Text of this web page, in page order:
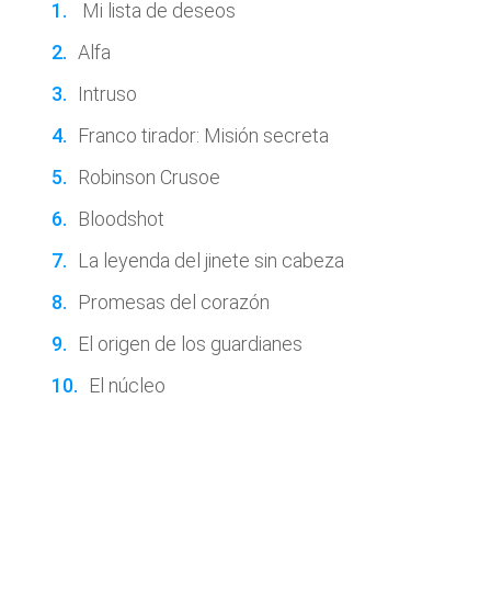
Mi lista de deseos
Alfa
Intruso
Franco tirador: Misión secreta
Robinson Crusoe
Bloodshot
La leyenda del jinete sin cabeza
Promesas del corazón
El origen de los guardianes
El núcleo